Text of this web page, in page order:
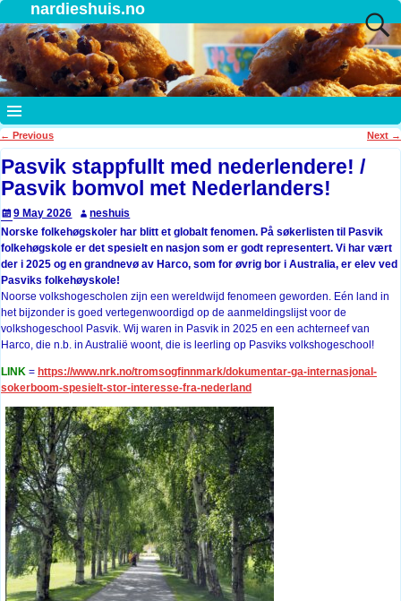
nardieshuis.no
Post navigation
← Previous Next →
Pasvik stappfullt med nederlendere! /
Pasvik bomvol met Nederlanders!
9 May 2026
neshuis
Norske folkehøgskoler har blitt et globalt fenomen. På søkerlisten til Pasvik
folkehøgskole er det spesielt en nasjon som er godt representert. Vi har vært
der i 2025 og en grandnevø av Harco, som for øvrig bor i Australia, er elev ved
Pasviks folkehøyskole!
Noorse volkshogescholen zijn een wereldwijd fenomeen geworden. Eén land in
het bijzonder is goed vertegenwoordigd op de aanmeldingslijst voor de
volkshogeschool Pasvik. Wij waren in Pasvik in 2025 en een achterneef van
Harco, die n.b. in Australië woont, die is leerling op Pasviks volkshogeschool!
LINK = https://www.nrk.no/tromsogfinnmark/dokumentar-ga-internasjonal-
sokerboom-spesielt-stor-interesse-fra-nederland